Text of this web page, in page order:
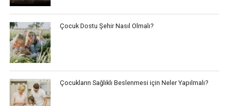
Çocuk Dostu Şehir Nasıl Olmalı?
Çocukların Sağlıklı Beslenmesi için Neler Yapılmalı?